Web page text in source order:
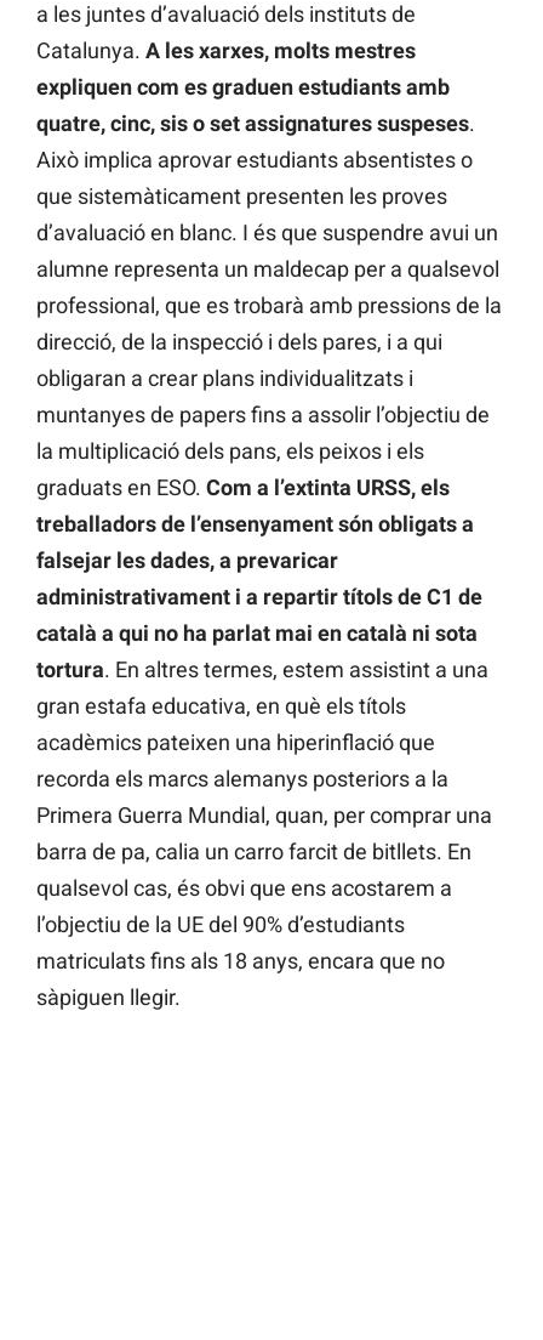
a les juntes d’avaluació dels instituts de
Catalunya. A les xarxes, molts mestres
expliquen com es graduen estudiants amb
quatre, cinc, sis o set assignatures suspeses.
Això implica aprovar estudiants absentistes o
que sistemàticament presenten les proves
d’avaluació en blanc. I és que suspendre avui un
alumne representa un maldecap per a qualsevol
professional, que es trobarà amb pressions de la
direcció, de la inspecció i dels pares, i a qui
obligaran a crear plans individualitzats i
muntanyes de papers fins a assolir l’objectiu de
la multiplicació dels pans, els peixos i els
graduats en ESO. Com a l’extinta URSS, els
treballadors de l’ensenyament són obligats a
falsejar les dades, a prevaricar
administrativament i a repartir títols de C1 de
català a qui no ha parlat mai en català ni sota
tortura. En altres termes, estem assistint a una
gran estafa educativa, en què els títols
acadèmics pateixen una hiperinflació que
recorda els marcs alemanys posteriors a la
Primera Guerra Mundial, quan, per comprar una
barra de pa, calia un carro farcit de bitllets. En
qualsevol cas, és obvi que ens acostarem a
l’objectiu de la UE del 90% d’estudiants
matriculats fins als 18 anys, encara que no
sàpiguen llegir.